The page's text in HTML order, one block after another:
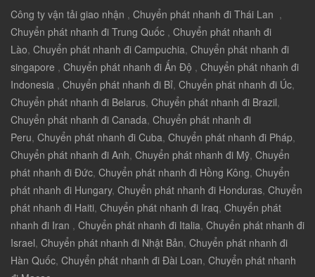
Công ty vận tải giao nhận , Chuyển phát nhanh đi Thái Lan ,
Chuyển phát nhanh đi Trung Quốc , Chuyển phát nhanh đi
Lào, Chuyển phát nhanh đi Campuchia, Chuyển phát nhanh đi
singapore , Chuyển phát nhanh đi Ấn Độ , Chuyển phát nhanh đi
Indonesia , Chuyển phát nhanh đi Bỉ, Chuyển phát nhanh đi Úc,
Chuyển phát nhanh đi Belarus, Chuyển phát nhanh đi Brazil,
Chuyển phát nhanh đi Canada, Chuyển phát nhanh đi
Peru, Chuyển phát nhanh đi Cuba, Chuyển phát nhanh đi Pháp,
Chuyển phát nhanh đi Anh, Chuyển phát nhanh đi Mỹ, Chuyển
phát nhanh đi Đức, Chuyển phát nhanh đi Hồng Kông, Chuyển
phát nhanh đi Hungary, Chuyển phát nhanh đi Honduras, Chuyển
phát nhanh đi Haiti, Chuyển phát nhanh đi Iraq, Chuyển phát
nhanh đi Iran , Chuyển phát nhanh đi Italia, Chuyển phát nhanh đi
Israel, Chuyển phát nhanh đi Nhật Bản, Chuyển phát nhanh đi
Hàn Quốc, Chuyển phát nhanh đi Đài Loan, Chuyển phát nhanh